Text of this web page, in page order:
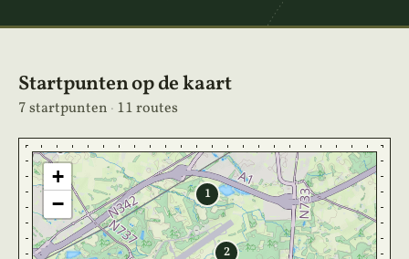
Startpunten op de kaart
7 startpunten · 11 routes
2
1
+
−